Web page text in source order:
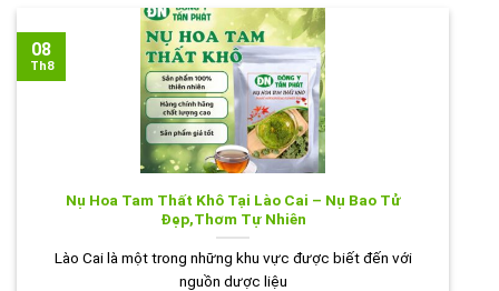
Nụ Hoa Tam Thất Khô Tại Lào Cai – Nụ Bao Tử
Đẹp,Thơm Tự Nhiên
Lào Cai là một trong những khu vực được biết đến với
nguồn dược liệu
08
Th8